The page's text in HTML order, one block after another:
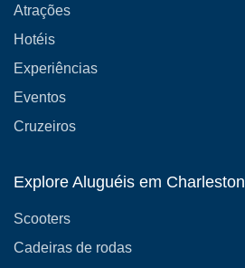
Atrações
Hotéis
Experiências
Eventos
Cruzeiros
Explore Aluguéis em Charleston
Scooters
Cadeiras de rodas